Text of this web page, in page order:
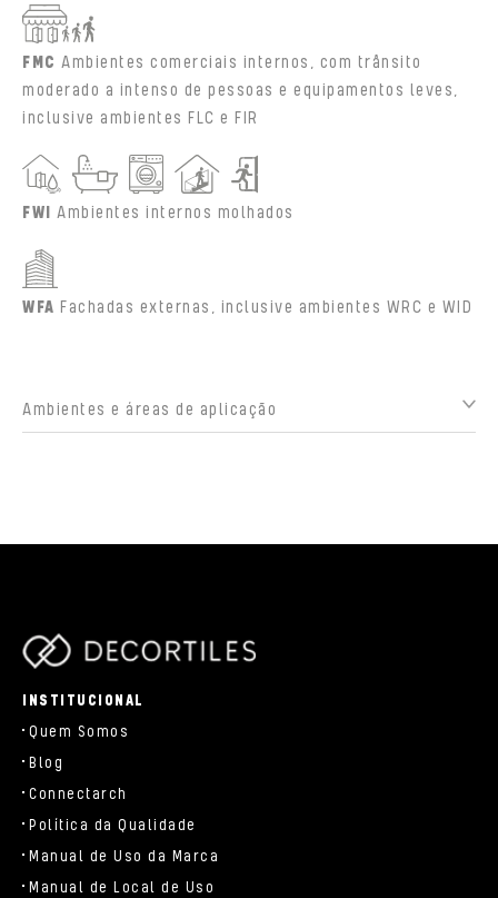
FMC Ambientes comerciais internos, com trânsito
moderado a intenso de pessoas e equipamentos leves,
inclusive ambientes FLC e FIR
FWI Ambientes internos molhados
WFA Fachadas externas, inclusive ambientes WRC e WID
Ambientes e áreas de aplicação
INSTITUCIONAL
Quem Somos
Blog
Connectarch
Política da Qualidade
Manual de Uso da Marca
Manual de Local de Uso